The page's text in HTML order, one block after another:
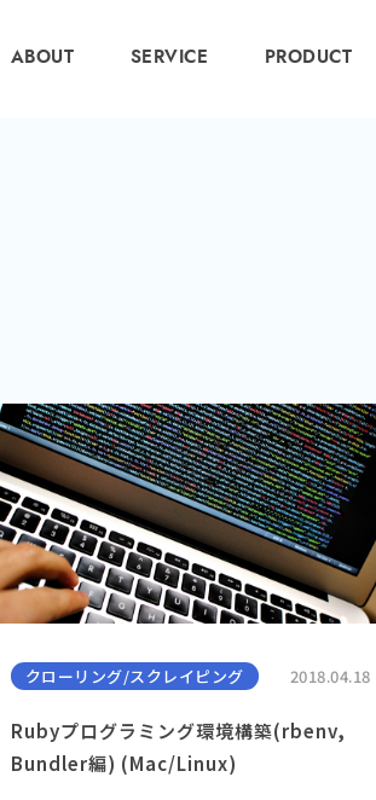
ABOUT SERVICE PRODUCT
クローリング/スクレイピング 2018.04.18
Rubyプログラミング環境構築(rbenv,
Bundler編) (Mac/Linux)